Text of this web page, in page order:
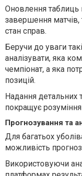
Оновлення таблиць
завершення
стан справ.
Беручи до уваги
аналізувати, яка
чемпіонат, а яка
позицій.
Надання детальних
покращує розуміння
Прогнозування та
Для багатьох
можливість
Використовуючи